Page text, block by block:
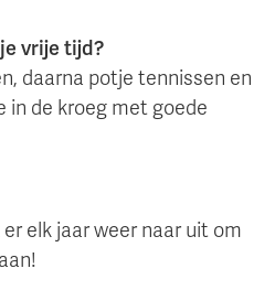
vrije tijd?
daarna potje tennissen en
de kroeg met goede
elk jaar weer naar uit om